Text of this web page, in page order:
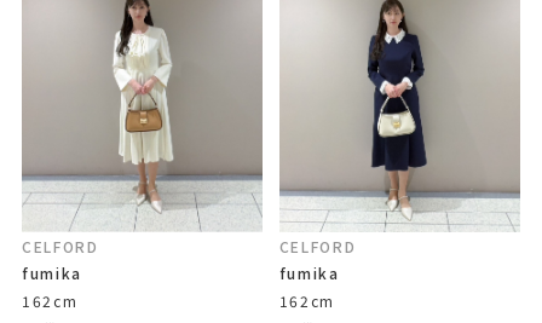
CELFORD
fumika
162cm
CELFORD
fumika
162cm